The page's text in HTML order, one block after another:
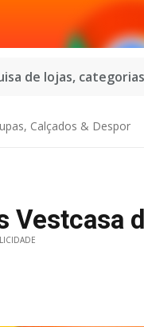
de lojas,
Calçados & Despor
Vestcasa